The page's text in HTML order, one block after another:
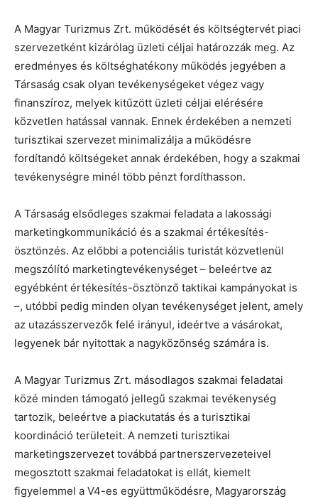
A Magyar Turizmus Zrt. működését és költségtervét piaci
szervezetként kizárólag üzleti céljai határozzák meg. Az
eredményes és költséghatékony működés jegyében a
Társaság csak olyan tevékenységeket végez vagy
finanszíroz, melyek kitűzött üzleti céljai elérésére
közvetlen hatással vannak. Ennek érdekében a nemzeti
turisztikai szervezet minimalizálja a működésre
fordítandó költségeket annak érdekében, hogy a szakmai
tevékenységre minél több pénzt fordíthasson.
A Társaság elsődleges szakmai feladata a lakossági
marketingkommunikáció és a szakmai értékesítés-
ösztönzés. Az előbbi a potenciális turistát közvetlenül
megszólító marketingtevékenységet – beleértve az
egyébként értékesítés-ösztönző taktikai kampányokat is
–, utóbbi pedig minden olyan tevékenységet jelent, amely
az utazásszervezők felé irányul, ideértve a vásárokat,
legyenek bár nyitottak a nagyközönség számára is.
A Magyar Turizmus Zrt. másodlagos szakmai feladatai
közé minden támogató jellegű szakmai tevékenység
tartozik, beleértve a piackutatás és a turisztikai
koordináció területeit. A nemzeti turisztikai
marketingszervezet továbbá partnerszervezeteivel
megosztott szakmai feladatokat is ellát, kiemelt
figyelemmel a V4-es együttműködésre, Magyarország